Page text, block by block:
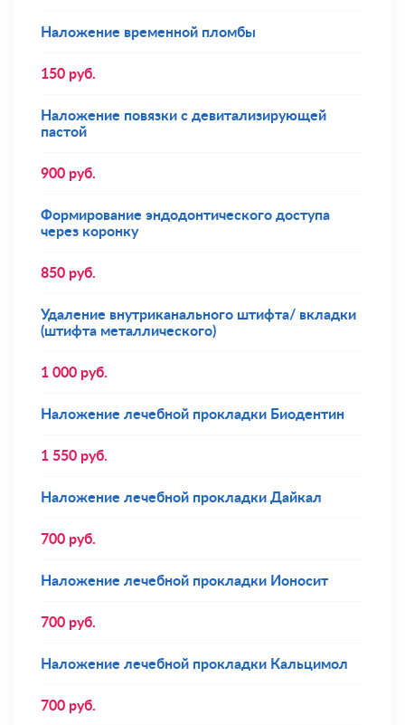
Наложение временной пломбы
150 руб.
Наложение повязки с девитализирующей
пастой
900 руб.
Формирование эндодонтического доступа
через коронку
850 руб.
Удаление внутриканального штифта/ вкладки
(штифта металлического)
1 000 руб.
Наложение лечебной прокладки Биодентин
1 550 руб.
Наложение лечебной прокладки Дайкал
700 руб.
Наложение лечебной прокладки Ионосит
700 руб.
Наложение лечебной прокладки Кальцимол
700 руб.